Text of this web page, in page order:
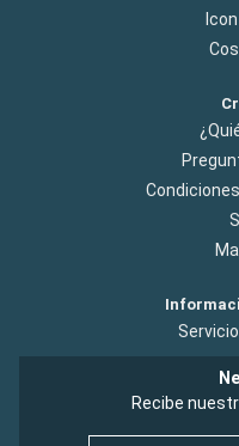
Recibe